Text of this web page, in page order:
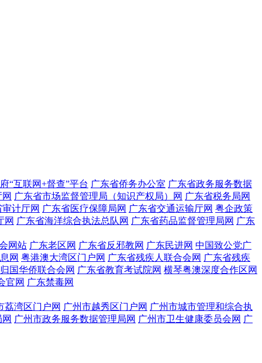
“互联网+督查”平台 广东省侨务办公室 广东省政务服务数据
广东省市场监督管理局（知识产权局）网 广东省税务局网
计厅网 广东省医疗保障局网 广东省交通运输厅网 粤企政策
网 广东省海洋综合执法总队网 广东省药品监督管理局网 广东
网站 广东老区网 广东省反邪教网 广东民进网 中国致公党广
网 粤港澳大湾区门户网 广东省残疾人联合会网 广东省残疾
国华侨联合会网 广东省教育考试院网 横琴粤澳深度合作区网
官网 广东禁毒网
荔湾区门户网 广州市越秀区门户网 广州市城市管理和综合执
广州市政务服务数据管理局网 广州市卫生健康委员会网 广